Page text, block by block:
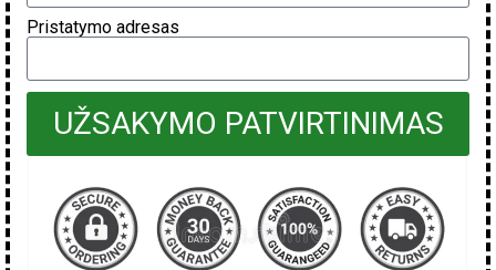
Pristatymo adresas
UŽSAKYMO PATVIRTINIMAS